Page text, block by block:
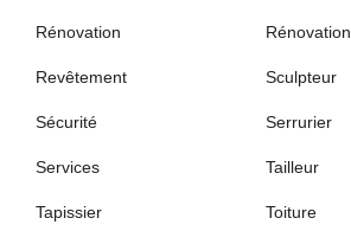
Rénovation Rénovation
Revêtement Sculpteur
Sécurité Serrurier
Services Tailleur
Tapissier Toiture